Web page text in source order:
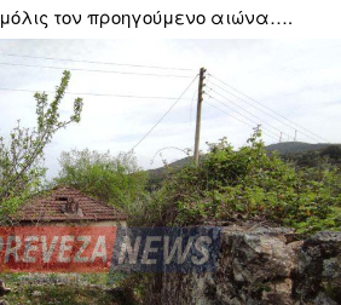
τον προηγούμενο αιώνα….